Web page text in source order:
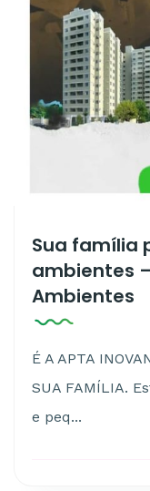
Sua família
ambientes
Ambientes
É A APTA
SUA FAMÍLIA.
e peq...